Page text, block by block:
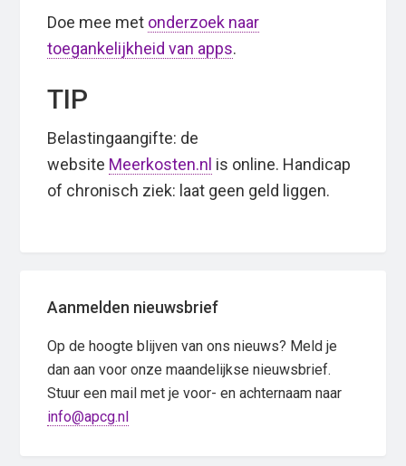
Doe mee met onderzoek naar
toegankelijkheid van apps.
TIP
Belastingaangifte: de
website Meerkosten.nl is online. Handicap
of chronisch ziek: laat geen geld liggen.
Sidebar
Aanmelden nieuwsbrief
Op de hoogte blijven van ons nieuws? Meld je
dan aan voor onze maandelijkse nieuwsbrief.
Stuur een mail met je voor- en achternaam naar
info@apcg.nl